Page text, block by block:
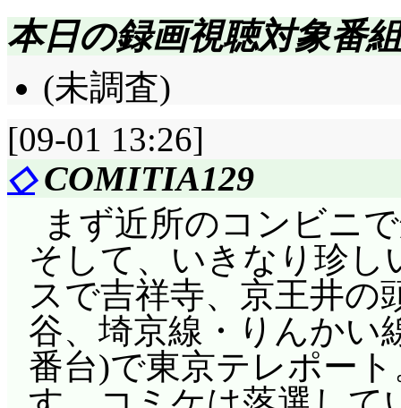
本日の録画視聴対象番組
(未調査)
[09-01 13:26]
◇COMITIA129
まず近所のコンビニ
そして、いきなり珍
スで吉祥寺、京王井の
谷、埼京線・りんかい
番台)で東京テレポー